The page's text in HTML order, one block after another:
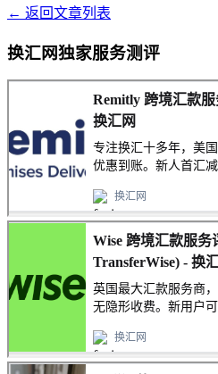
← 返回文章列表
换汇网独家服务测评